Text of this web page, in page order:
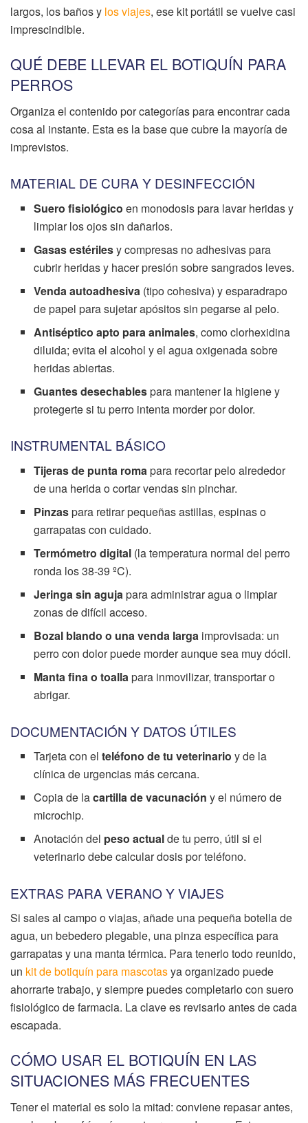
largos, los baños y los viajes, ese kit portátil se vuelve casi
imprescindible.
QUÉ DEBE LLEVAR EL BOTIQUÍN PARA
PERROS
Organiza el contenido por categorías para encontrar cada
cosa al instante. Esta es la base que cubre la mayoría de
imprevistos.
MATERIAL DE CURA Y DESINFECCIÓN
Suero fisiológico en monodosis para lavar heridas y
limpiar los ojos sin dañarlos.
Gasas estérilesy compresas no adhesivas para
cubrir heridas y hacer presión sobre sangrados leves.
Venda autoadhesiva (tipo cohesiva) y esparadrapo
de papel para sujetar apósitos sin pegarse al pelo.
Antiséptico apto para animales, como clorhexidina
diluida; evita el alcohol y el agua oxigenada sobre
heridas abiertas.
Guantes desechablespara mantener la higiene y
protegerte si tu perro intenta morder por dolor.
INSTRUMENTAL BÁSICO
Tijeras de punta romapara recortar pelo alrededor
de una herida o cortar vendas sin pinchar.
Pinzaspara retirar pequeñas astillas, espinas o
garrapatas con cuidado.
Termómetro digital (la temperatura normal del perro
ronda los 38-39 ºC).
Jeringa sin agujapara administrar agua o limpiar
zonas de difícil acceso.
Bozal blando o una venda larga improvisada: un
perro con dolor puede morder aunque sea muy dócil.
Manta fina o toallapara inmovilizar, transportar o
abrigar.
DOCUMENTACIÓN Y DATOS ÚTILES
Tarjeta con elteléfono de tu veterinario y de la
clínica de urgencias más cercana.
Copia de lacartilla de vacunación y el número de
microchip.
Anotación del peso actualde tu perro, útil si el
veterinario debe calcular dosis por teléfono.
EXTRAS PARA VERANO Y VIAJES
Si sales al campo o viajas, añade una pequeña botella de
agua, un bebedero plegable, una pinza específica para
garrapatas y una manta térmica. Para tenerlo todo reunido,
un kit de botiquín para mascotasya organizado puede
ahorrarte trabajo, y siempre puedes completarlo con suero
fisiológico de farmacia. La clave es revisarlo antes de cada
escapada.
CÓMO USAR EL BOTIQUÍN EN LAS
SITUACIONES MÁS FRECUENTES
Tener el material es solo la mitad: conviene repasar antes,